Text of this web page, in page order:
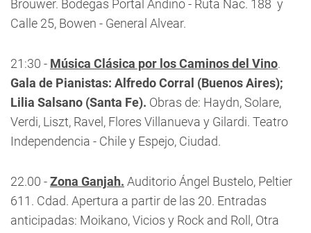
Brouwer. Bodegas Portal Andino - Ruta Nac. 188 y
Calle 25, Bowen - General Alvear.
21:30 - Música Clásica por los Caminos del Vino.
Gala de Pianistas: Alfredo Corral (Buenos Aires);
Lilia Salsano (Santa Fe). Obras de: Haydn, Solare,
Verdi, Liszt, Ravel, Flores Villanueva y Gilardi. Teatro
Independencia - Chile y Espejo, Ciudad.
22.00 -Zona Ganjah. Auditorio Ángel Bustelo, Peltier
611. Cdad. Apertura a partir de las 20. Entradas
anticipadas: Moikano, Vicios y Rock and Roll, Otra